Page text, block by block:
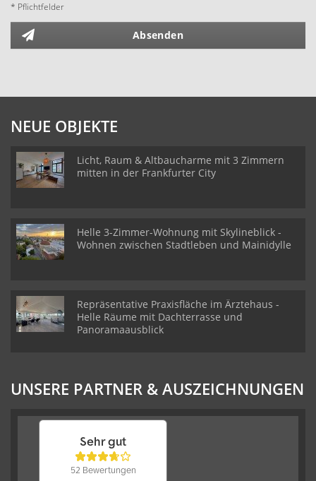
* Pflichtfelder
Absenden
NEUE OBJEKTE
Licht, Raum & Altbaucharme mit 3 Zimmern
mitten in der Frankfurter City
Helle 3-Zimmer-Wohnung mit Skylineblick -
Wohnen zwischen Stadtleben und Mainidylle
Repräsentative Praxisfläche im Ärztehaus -
Helle Räume mit Dachterrasse und
Panoramaausblick
UNSERE PARTNER & AUSZEICHNUNGEN